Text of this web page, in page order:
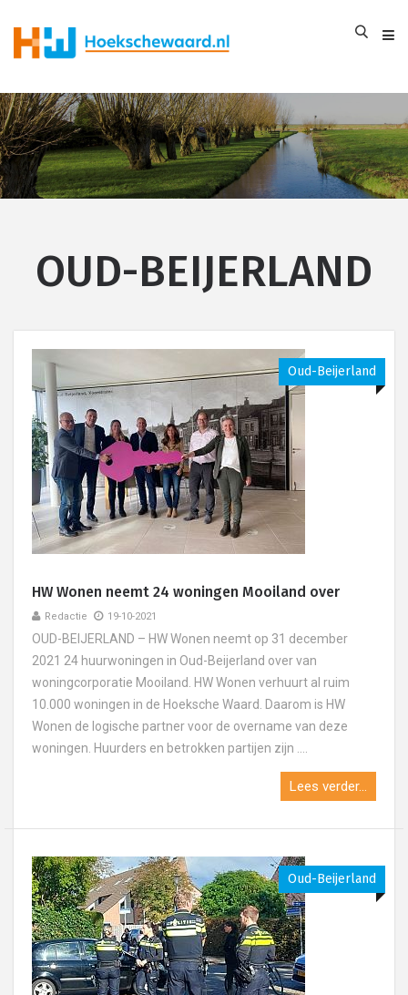
OUD-BEIJERLAND
Oud-Beijerland
HW Wonen neemt 24 woningen Mooiland over
Redactie 19-10-2021
OUD-BEIJERLAND – HW Wonen neemt op 31 december
2021 24 huurwoningen in Oud-Beijerland over van
woningcorporatie Mooiland. HW Wonen verhuurt al ruim
10.000 woningen in de Hoeksche Waard. Daarom is HW
Wonen de logische partner voor de overname van deze
woningen. Huurders en betrokken partijen zijn ....
Lees verder...
Oud-Beijerland